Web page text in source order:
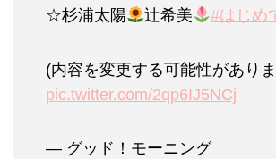
☆杉浦太陽
辻希美 #はじめ
(内容を変更する可能性があり
pic.twitter.com/2qp6IJ5NCj
— グッド！モーニング